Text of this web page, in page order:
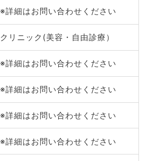
※詳細はお問い合わせください
クリニック(美容・自由診療）
※詳細はお問い合わせください
※詳細はお問い合わせください
※詳細はお問い合わせください
※詳細はお問い合わせください